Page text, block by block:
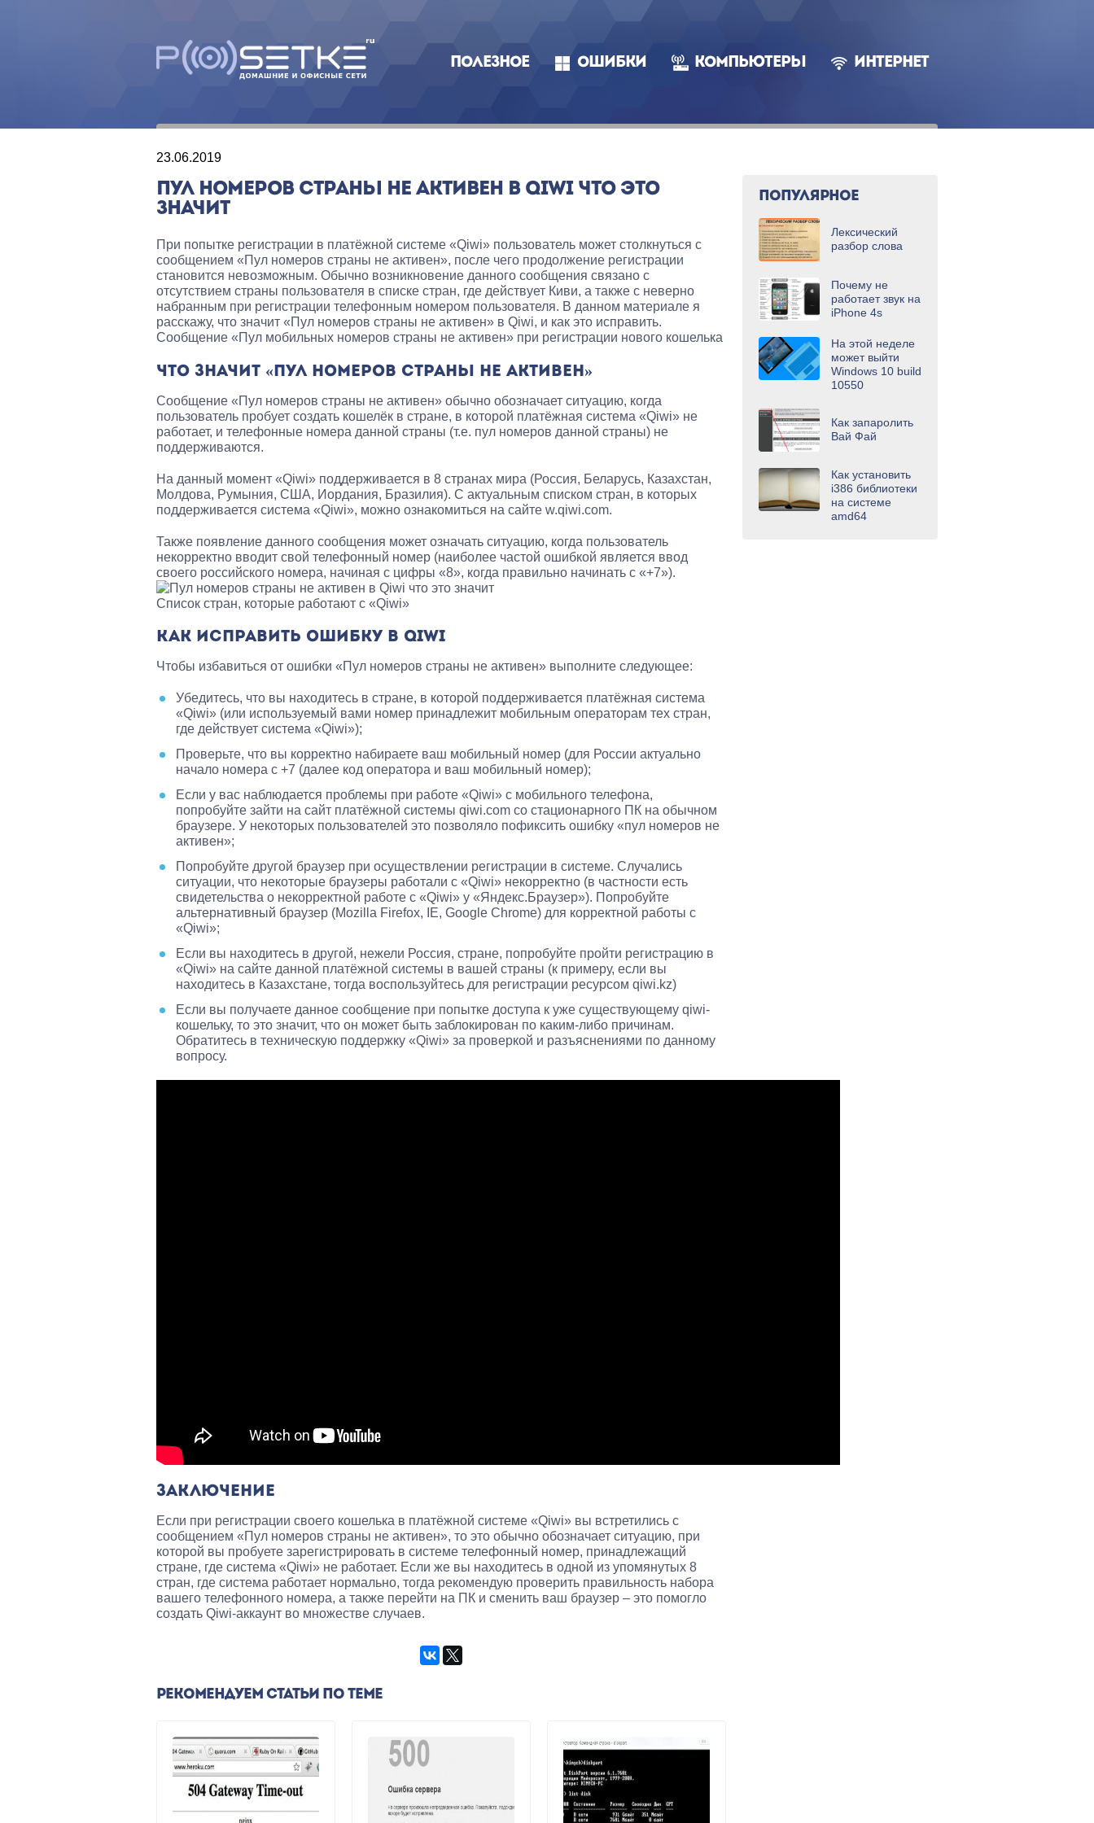
ПОЛЕЗНОЕ ОШИБКИ КОМПЬЮТЕРЫ ИНТЕРНЕТ
23.06.2019
ПУЛ НОМЕРОВ СТРАНЫ НЕ АКТИВЕН В QIWI ЧТО ЭТО
ЗНАЧИТ
При попытке регистрации в платёжной системе «Qiwi» пользователь может столкнуться с
сообщением «Пул номеров страны не активен», после чего продолжение регистрации
становится невозможным. Обычно возникновение данного сообщения связано с
отсутствием страны пользователя в списке стран, где действует Киви, а также с неверно
набранным при регистрации телефонным номером пользователя. В данном материале я
расскажу, что значит «Пул номеров страны не активен» в Qiwi, и как это исправить.
Сообщение «Пул мобильных номеров страны не активен» при регистрации нового кошелька
ЧТО ЗНАЧИТ «ПУЛ НОМЕРОВ СТРАНЫ НЕ АКТИВЕН»
Сообщение «Пул номеров страны не активен» обычно обозначает ситуацию, когда
пользователь пробует создать кошелёк в стране, в которой платёжная система «Qiwi» не
работает, и телефонные номера данной страны (т.е. пул номеров данной страны) не
поддерживаются.
На данный момент «Qiwi» поддерживается в 8 странах мира (Россия, Беларусь, Казахстан,
Молдова, Румыния, США, Иордания, Бразилия). С актуальным списком стран, в которых
поддерживается система «Qiwi», можно ознакомиться на сайте w.qiwi.com.
Также появление данного сообщения может означать ситуацию, когда пользователь
некорректно вводит свой телефонный номер (наиболее частой ошибкой является ввод
своего российского номера, начиная с цифры «8», когда правильно начинать с «+7»).
Список стран, которые работают с «Qiwi»
КАК ИСПРАВИТЬ ОШИБКУ В QIWI
Чтобы избавиться от ошибки «Пул номеров страны не активен» выполните следующее:
Убедитесь, что вы находитесь в стране, в которой поддерживается платёжная система
«Qiwi» (или используемый вами номер принадлежит мобильным операторам тех стран,
где действует система «Qiwi»);
Проверьте, что вы корректно набираете ваш мобильный номер (для России актуально
начало номера с +7 (далее код оператора и ваш мобильный номер);
Если у вас наблюдается проблемы при работе «Qiwi» с мобильного телефона,
попробуйте зайти на сайт платёжной системы qiwi.com cо стационарного ПК на обычном
браузере. У некоторых пользователей это позволяло пофиксить ошибку «пул номеров не
активен»;
Попробуйте другой браузер при осуществлении регистрации в системе. Случались
ситуации, что некоторые браузеры работали с «Qiwi» некорректно (в частности есть
свидетельства о некорректной работе с «Qiwi» у «Яндекс.Браузер»). Попробуйте
альтернативный браузер (Mozilla Firefox, IE, Google Chrome) для корректной работы с
«Qiwi»;
Если вы находитесь в другой, нежели Россия, стране, попробуйте пройти регистрацию в
«Qiwi» на сайте данной платёжной системы в вашей страны (к примеру, если вы
находитесь в Казахстане, тогда воспользуйтесь для регистрации ресурсом qiwi.kz)
Если вы получаете данное сообщение при попытке доступа к уже существующему qiwi-
кошельку, то это значит, что он может быть заблокирован по каким-либо причинам.
Обратитесь в техническую поддержку «Qiwi» за проверкой и разъяснениями по данному
вопросу.
ЗАКЛЮЧЕНИЕ
Если при регистрации своего кошелька в платёжной системе «Qiwi» вы встретились с
сообщением «Пул номеров страны не активен», то это обычно обозначает ситуацию, при
которой вы пробуете зарегистрировать в системе телефонный номер, принадлежащий
стране, где система «Qiwi» не работает. Если же вы находитесь в одной из упомянутых 8
стран, где система работает нормально, тогда рекомендую проверить правильность набора
вашего телефонного номера, а также перейти на ПК и сменить ваш браузер – это помогло
создать Qiwi-аккаунт во множестве случаев.
РЕКОМЕНДУЕМ СТАТЬИ ПО ТЕМЕ
ПОПУЛЯРНОЕ
Лексический
разбор слова
Почему не
работает звук на
iPhone 4s
На этой неделе
может выйти
Windows 10 build
10550
Как запаролить
Вай Фай
Как установить
i386 библиотеки
на системе
amd64